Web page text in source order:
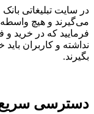
در سایت تبلیغاتی
می‌گیرند و هیچ
فرمایید که در خرید
نداشته و کاربران
بگیرند.
دسترسی